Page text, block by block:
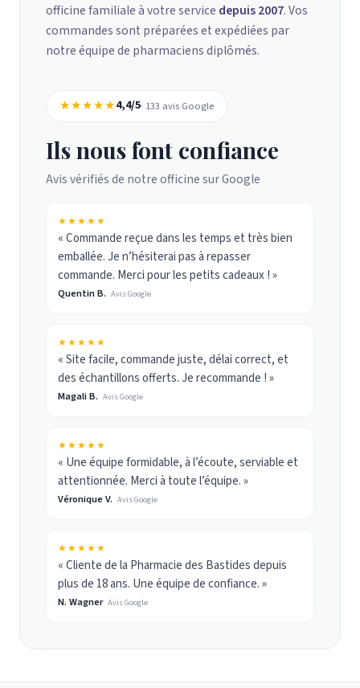
officine familiale à votre service depuis 2007. Vos
commandes sont préparées et expédiées par
notre équipe de pharmaciens diplômés.
★★★★★4,4/5· 133 avis Google
Ils nous font confiance
Avis vérifiés de notre officine sur Google
★★★★★
« Commande reçue dans les temps et très bien
emballée. Je n’hésiterai pas à repasser
commande. Merci pour les petits cadeaux ! »
Quentin B. Avis Google
★★★★★
« Site facile, commande juste, délai correct, et
des échantillons offerts. Je recommande ! »
Magali B. Avis Google
★★★★★
« Une équipe formidable, à l’écoute, serviable et
attentionnée. Merci à toute l’équipe. »
Véronique V. Avis Google
★★★★★
« Cliente de la Pharmacie des Bastides depuis
plus de 18 ans. Une équipe de confiance. »
N. Wagner Avis Google